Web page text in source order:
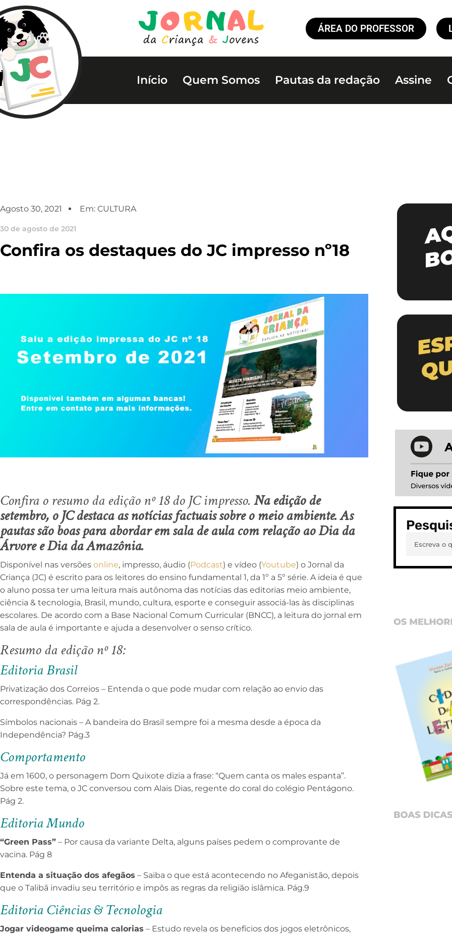
ÁREA DO PROFESSOR
Início Quem Somos Pautas da redação Assine
Agosto 30, 2021 Em: CULTURA
30 de agosto de 2021
Confira os destaques do JC impresso nº18
Confira o resumo da edição nº 18 do JC impresso. Na edição de
setembro, o JC destaca as notícias factuais sobre o meio ambiente. As
pautas são boas para abordar em sala de aula com relação ao Dia da
Árvore e Dia da Amazônia.
Disponível nas versões online, impresso, áudio (Podcast) e vídeo (Youtube) o Jornal da
Criança (JC) é escrito para os leitores do ensino fundamental 1, da 1º a 5º série. A ideia é que
o aluno possa ter uma leitura mais autônoma das notícias das editorias meio ambiente,
ciência & tecnologia, Brasil, mundo, cultura, esporte e conseguir associá-las às disciplinas
escolares. De acordo com a Base Nacional Comum Curricular (BNCC), a leitura do jornal em
sala de aula é importante e ajuda a desenvolver o senso crítico.
Resumo da edição nº 18:
Editoria Brasil
Privatização dos Correios – Entenda o que pode mudar com relação ao envio das
correspondências. Pág 2.
Símbolos nacionais – A bandeira do Brasil sempre foi a mesma desde a época da
Independência? Pág.3
Comportamento
Já em 1600, o personagem Dom Quixote dizia a frase: “Quem canta os males espanta”.
Sobre este tema, o JC conversou com Alais Dias, regente do coral do colégio Pentágono.
Pág 2.
Editoria Mundo
“Green Pass” – Por causa da variante Delta, alguns países pedem o comprovante de
vacina. Pág 8
Entenda a situação dos afegãos – Saiba o que está acontecendo no Afeganistão, depois
que o Talibã invadiu seu território e impôs as regras da religião islâmica. Pág.9
Editoria Ciências & Tecnologia
Jogar videogame queima calorias – Estudo revela os benefícios dos jogos eletrônicos,